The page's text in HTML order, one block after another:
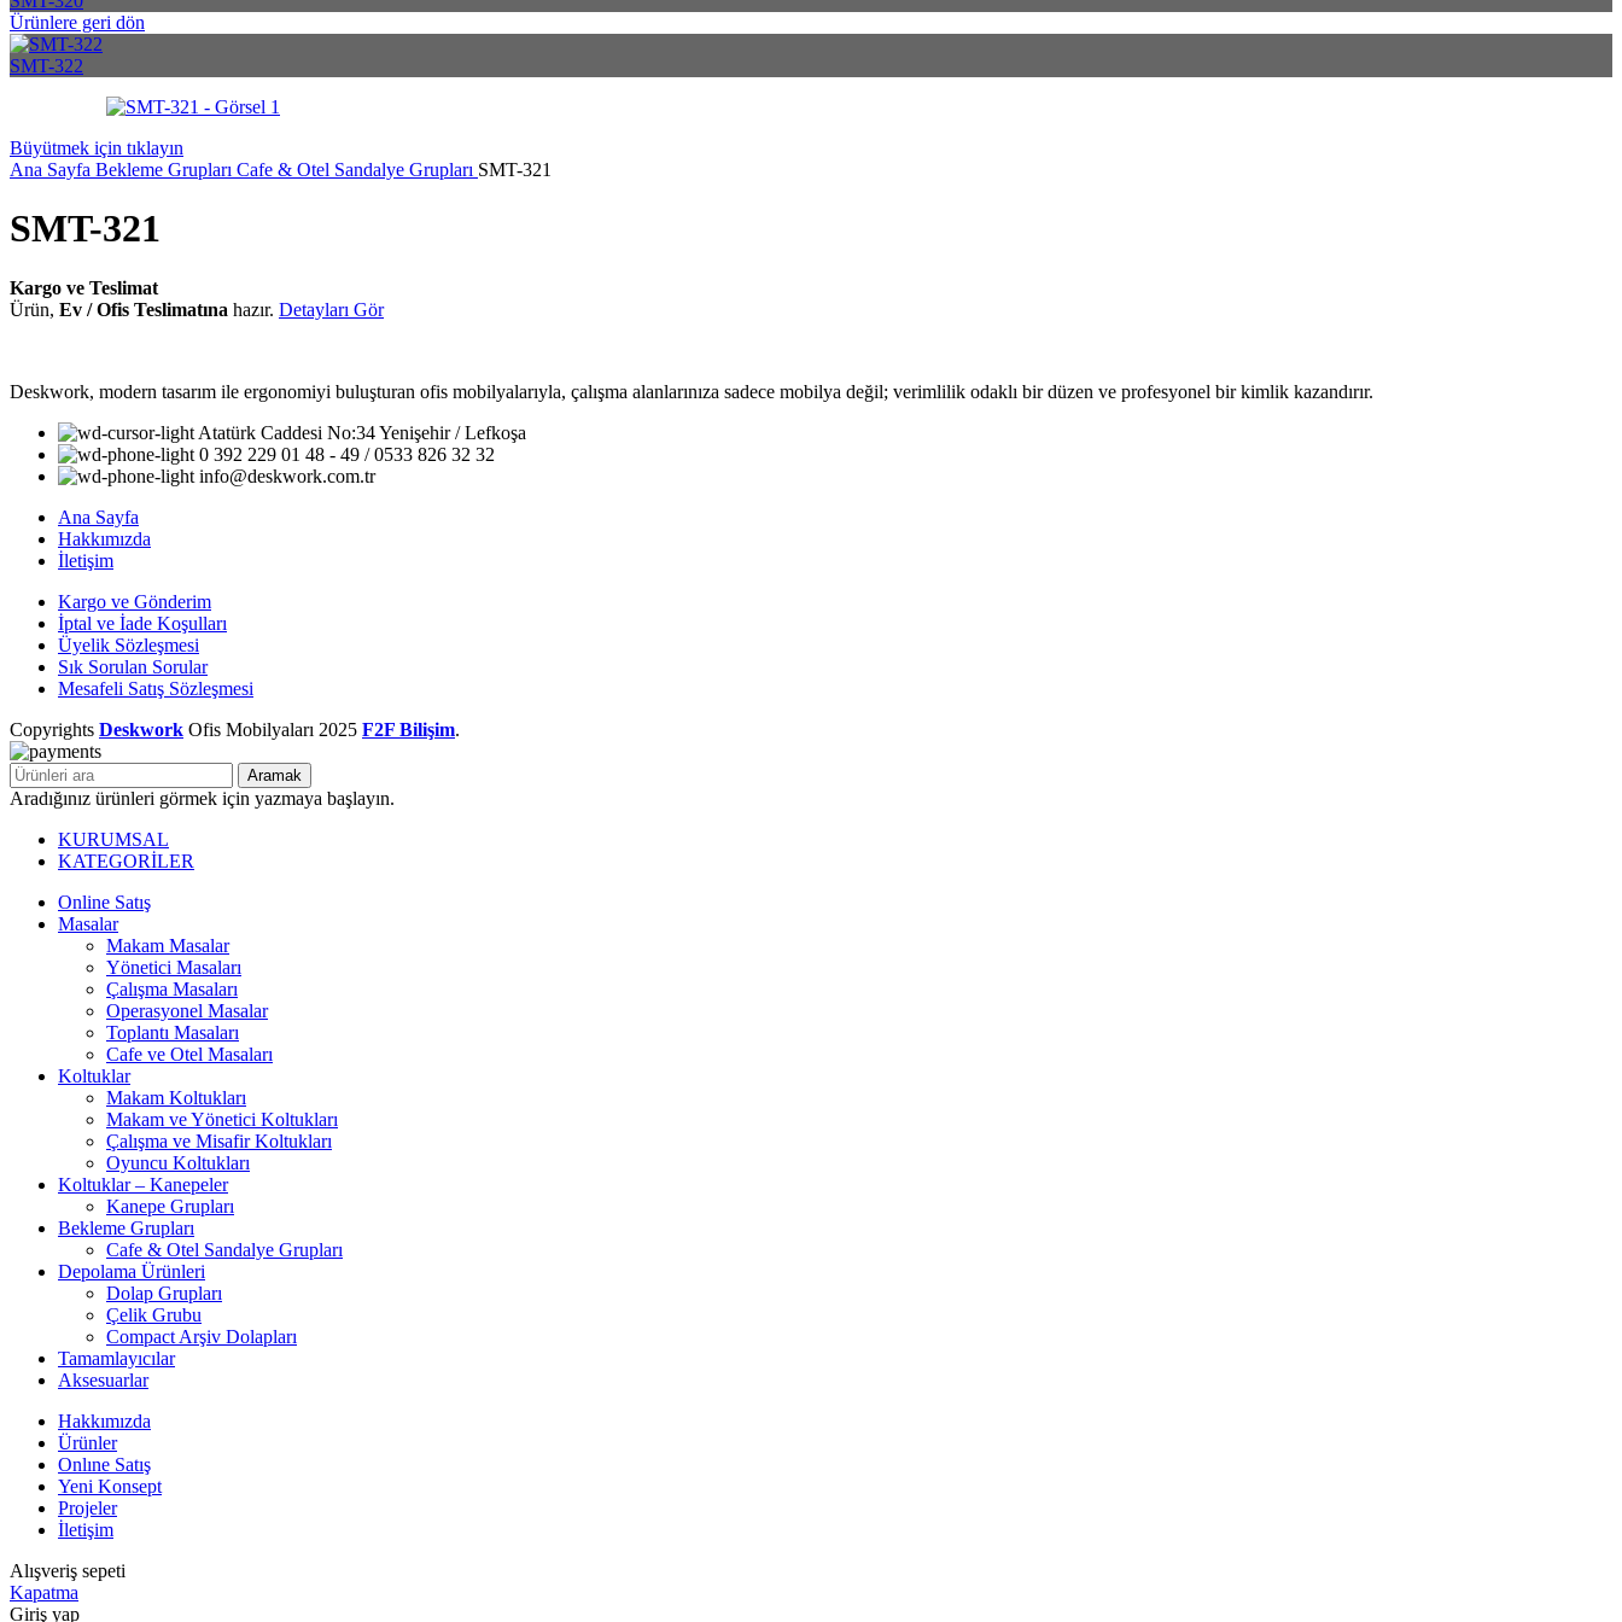
Ürünlere geri dön
SMT-322
Büyütmek için tıklayın
Ana Sayfa Bekleme Grupları Cafe & Otel Sandalye Grupları SMT-321
SMT-321
Kargo ve Teslimat
Ürün, Ev / Ofis Teslimatına hazır. Detayları Gör
Deskwork, modern tasarım ile ergonomiyi buluşturan ofis mobilyalarıyla, çalışma alanlarınıza sadece mobilya değil; verimlilik odaklı bir düzen ve profesyonel bir kimlik kazandırır.
Atatürk Caddesi No:34 Yenişehir / Lefkoşa
0 392 229 01 48 - 49 / 0533 826 32 32
info@deskwork.com.tr
Ana Sayfa
Hakkımızda
İletişim
Kargo ve Gönderim
İptal ve İade Koşulları
Üyelik Sözleşmesi
Sık Sorulan Sorular
Mesafeli Satış Sözleşmesi
Copyrights Deskwork Ofis Mobilyaları 2025 F2F Bilişim.
Aramak
Aradığınız ürünleri görmek için yazmaya başlayın.
KURUMSAL
KATEGORİLER
Online Satış
Masalar
Makam Masalar
Yönetici Masaları
Çalışma Masaları
Operasyonel Masalar
Toplantı Masaları
Cafe ve Otel Masaları
Koltuklar
Makam Koltukları
Makam ve Yönetici Koltukları
Çalışma ve Misafir Koltukları
Oyuncu Koltukları
Koltuklar – Kanepeler
Kanepe Grupları
Bekleme Grupları
Cafe & Otel Sandalye Grupları
Depolama Ürünleri
Dolap Grupları
Çelik Grubu
Compact Arşiv Dolapları
Tamamlayıcılar
Aksesuarlar
Hakkımızda
Ürünler
Onlıne Satış
Yeni Konsept
Projeler
İletişim
Alışveriş sepeti
Kapatma
Giriş yap